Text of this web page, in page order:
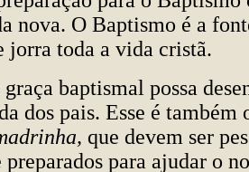
nova. O Baptismo é a
jorra toda a vida cristã.
graça baptismal possa
dos pais. Esse é também
que devem ser
preparados para ajudar o